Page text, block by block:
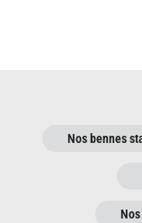
Nos bennes